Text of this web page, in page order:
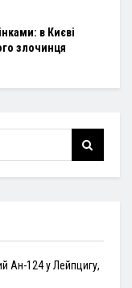
в Києві
злочинця
Ан-124 у Лейпцигу,